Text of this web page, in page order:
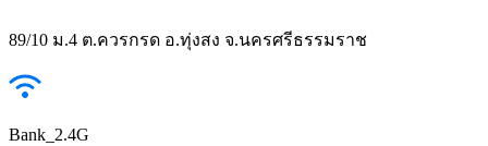
89/10 ม.4 ต.ควรกรด อ.ทุ่งสง จ.นครศรีธรรมราช
Bank_2.4G